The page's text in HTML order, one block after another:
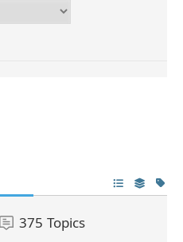
375 Topics